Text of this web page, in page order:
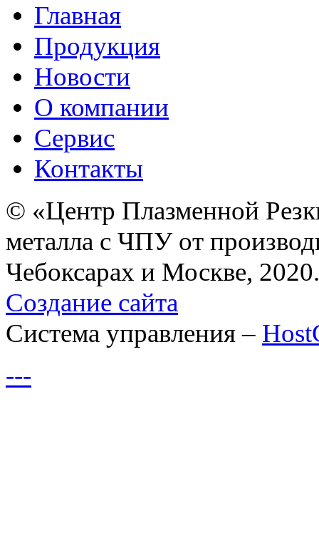
Главная
Продукция
Новости
О компании
Сервис
Контакты
© «Центр Плазменной
металла с ЧПУ от
Чебоксарах и Москве, 2020.
Создание сайта
Система управления –
---